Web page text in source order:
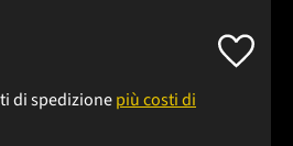
di spedizionepiù costi di